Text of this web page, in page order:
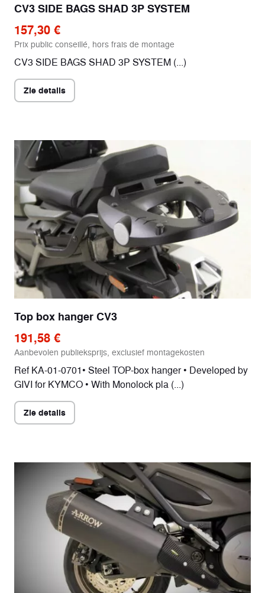
CV3 SIDE BAGS SHAD 3P SYSTEM
157,30 €
Prix public conseillé, hors frais de montage
CV3 SIDE BAGS SHAD 3P SYSTEM (...)
Zie details
Top box hanger CV3
191,58 €
Aanbevolen publieksprijs, exclusief montagekosten
Ref KA-01-0701• Steel TOP-box hanger • Developed by
GIVI for KYMCO • With Monolock pla (...)
Zie details